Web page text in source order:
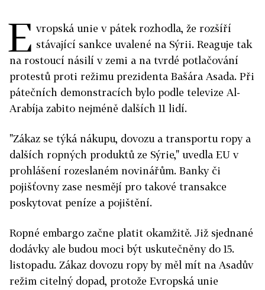
E vropská unie v pátek rozhodla, že rozšíří
stávající sankce uvalené na Sýrii. Reaguje tak
na rostoucí násilí v zemi a na tvrdé potlačování
protestů proti režimu prezidenta Bašára Asada. Při
pátečních demonstracích bylo podle televize Al-
Arabíja zabito nejméně dalších 11 lidí.
"Zákaz se týká nákupu, dovozu a transportu ropy a
dalších ropných produktů ze Sýrie," uvedla EU v
prohlášení rozeslaném novinářům. Banky či
pojišťovny zase nesmějí pro takové transakce
poskytovat peníze a pojištění.
Ropné embargo začne platit okamžitě. Již sjednané
dodávky ale budou moci být uskutečněny do 15.
listopadu. Zákaz dovozu ropy by měl mít na Asadův
režim citelný dopad, protože Evropská unie